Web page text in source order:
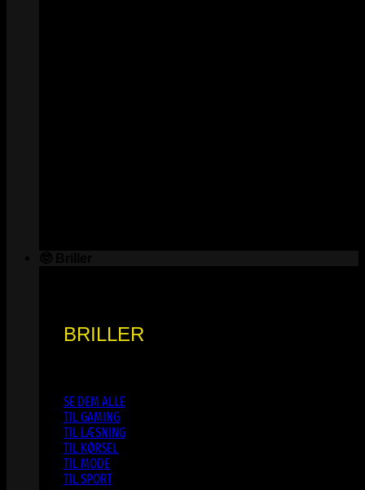
BRILLER
SE DEM ALLE
TIL GAMING
TIL LÆSNING
TIL KØRSEL
TIL MODE
TIL SPORT